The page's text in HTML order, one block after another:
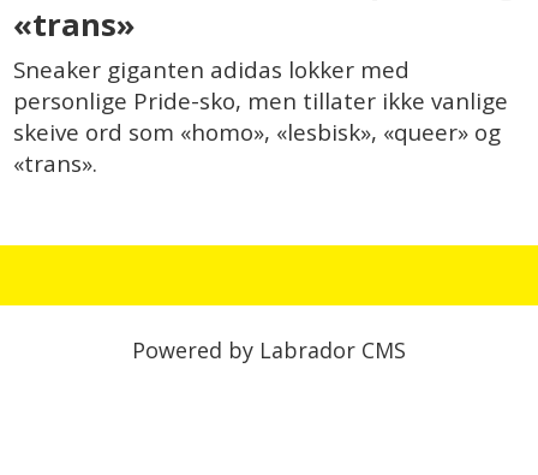
«trans»
Sneaker giganten adidas lokker med
personlige Pride-sko, men tillater ikke vanlige
skeive ord som «homo», «lesbisk», «queer» og
«trans».
Powered by Labrador CMS